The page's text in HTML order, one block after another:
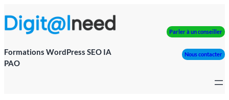
au
contenu
Formations WordPress SEO IA
PAO
Parler à un conseiller
Nous contacter